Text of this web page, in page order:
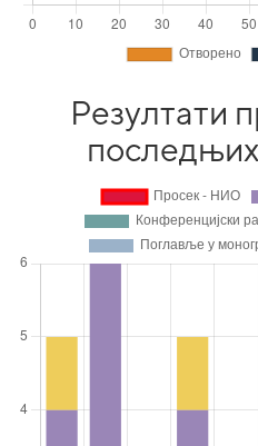
Резултати